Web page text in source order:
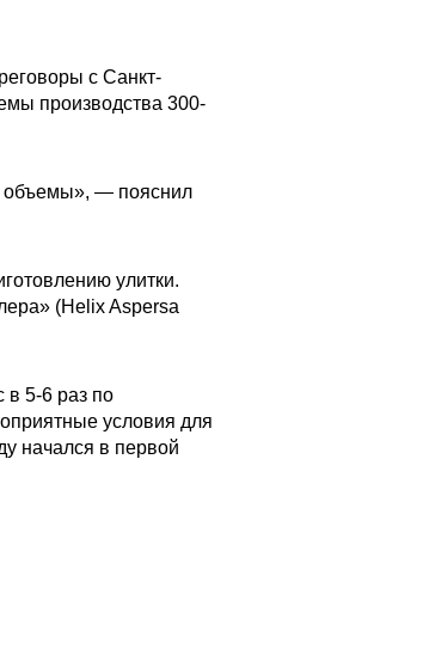
с Санкт-
производства 300-
объемы», — пояснил
улитки.
(Helix Aspersa
в 5-6 раз по
условия для
начался в первой